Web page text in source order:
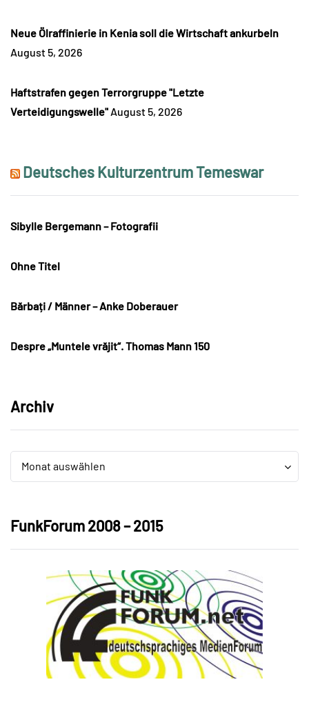
Neue Ölraffinierie in Kenia soll die Wirtschaft ankurbeln
August 5, 2026
Haftstrafen gegen Terrorgruppe "Letzte
Verteidigungswelle" August 5, 2026
Deutsches Kulturzentrum Temeswar
Sibylle Bergemann – Fotografii
Ohne Titel
Bărbați / Männer – Anke Doberauer
Despre „Muntele vrăjit“. Thomas Mann 150
Archiv
Archiv
Monat auswählen
Archiv
FunkForum 2008 – 2015